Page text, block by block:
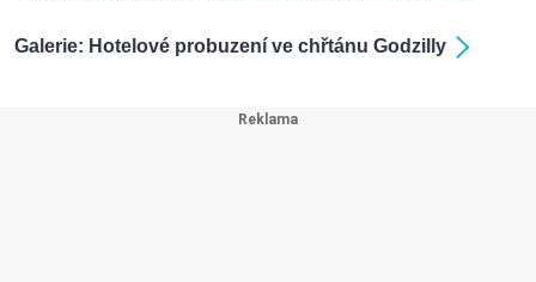
Galerie: Hotelové probuzení ve chřtánu Godzilly